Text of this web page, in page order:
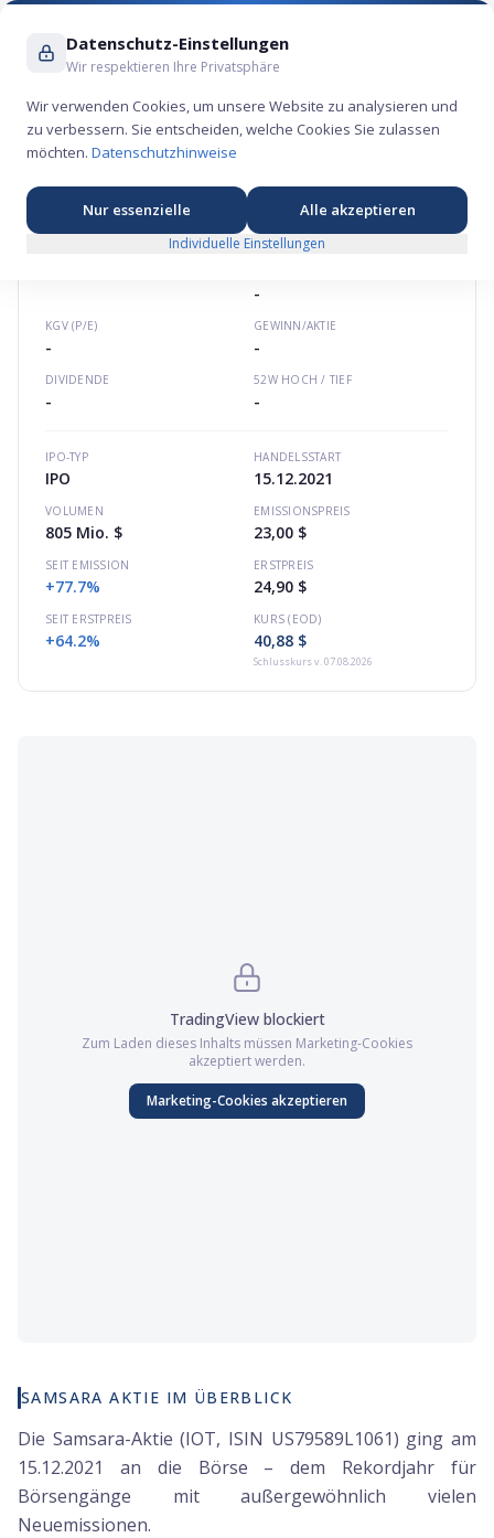
Suche ...
Samsara Aktie – Technologie-Börsengang 2021
-
KGV (P/E)
-
GEWINN/AKTIE
-
DIVIDENDE
-
52W HOCH / TIEF
-
IPO-TYP
IPO
HANDELSSTART
15.12.2021
VOLUMEN
805 Mio. $
EMISSIONSPREIS
23,00 $
SEIT EMISSION
+77.7%
ERSTPREIS
24,90 $
SEIT ERSTPREIS
+64.2%
KURS (EOD)
40,88 $
Schlusskursv. 07.08.2026
TradingViewblockiert
Zum Laden dieses Inhalts müssen Marketing-Cookies
akzeptiert werden.
Marketing-Cookies akzeptieren
SAMSARA AKTIE IM ÜBERBLICK
Die Samsara-Aktie (IOT, ISIN US79589L1061) ging am
15.12.2021 an die Börse – dem Rekordjahr für
Börsengänge mit außergewöhnlich vielen
Neuemissionen.
Datenschutz-Einstellungen
Wir respektieren Ihre Privatsphäre
Wir verwenden Cookies, um unsere Website zu analysieren und
zu verbessern. Sie entscheiden, welche Cookies Sie zulassen
möchten. Datenschutzhinweise
Nur essenzielle Alle akzeptieren
Individuelle Einstellungen